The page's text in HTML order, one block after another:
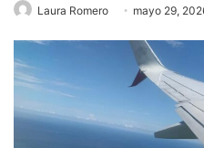
Laura Romero mayo 29,